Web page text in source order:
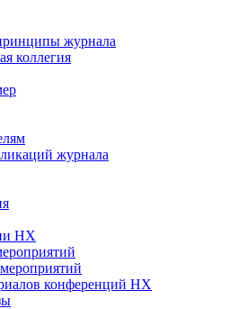
журнала
коллегия
журнала
НХ
конференций НХ